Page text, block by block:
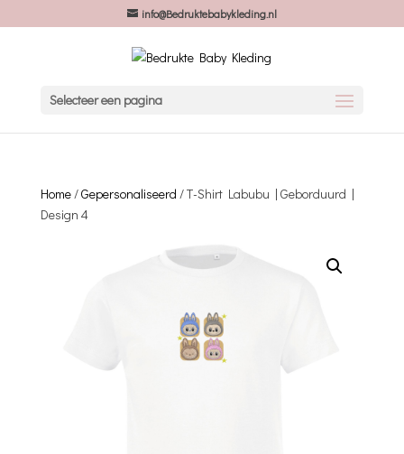
info@Bedruktebabykleding.nl
Selecteer een pagina
Home/Gepersonaliseerd / T-Shirt Labubu | Geborduurd |
Design 4